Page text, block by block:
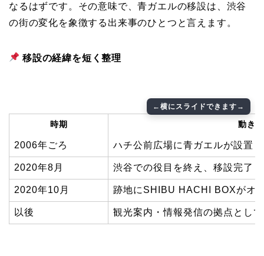
なるはずです。その意味で、青ガエルの移設は、渋谷
の街の変化を象徴する出来事のひとつと言えます。
移設の経緯を短く整理
時期 動き
2006年ごろ ハチ公前広場に青ガエルが設置
2020年8月 渋谷での役目を終え、移設完了
2020年10月 跡地にSHIBU HACHI BOXがオ
以後 観光案内・情報発信の拠点とし